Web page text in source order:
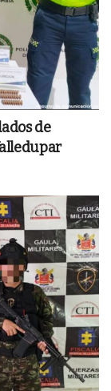
de